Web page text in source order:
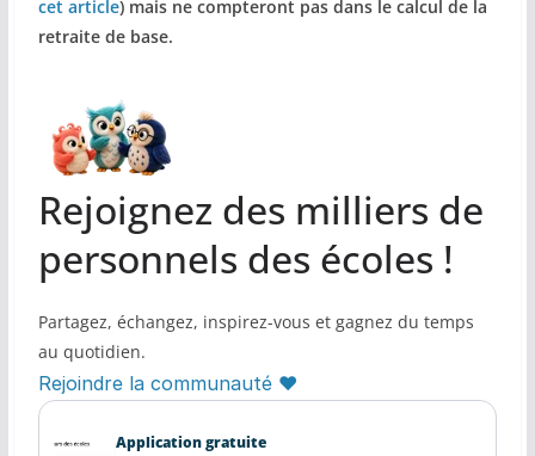
cet article) mais ne compteront pas dans le calcul de la
retraite de base.
Rejoignez des milliers de
personnels des écoles !
Partagez, échangez, inspirez-vous et gagnez du temps
au quotidien.
Rejoindre la communauté ♥
Application gratuite